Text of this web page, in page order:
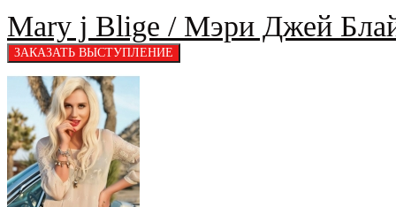
Mary j Blige / Мэри Джей